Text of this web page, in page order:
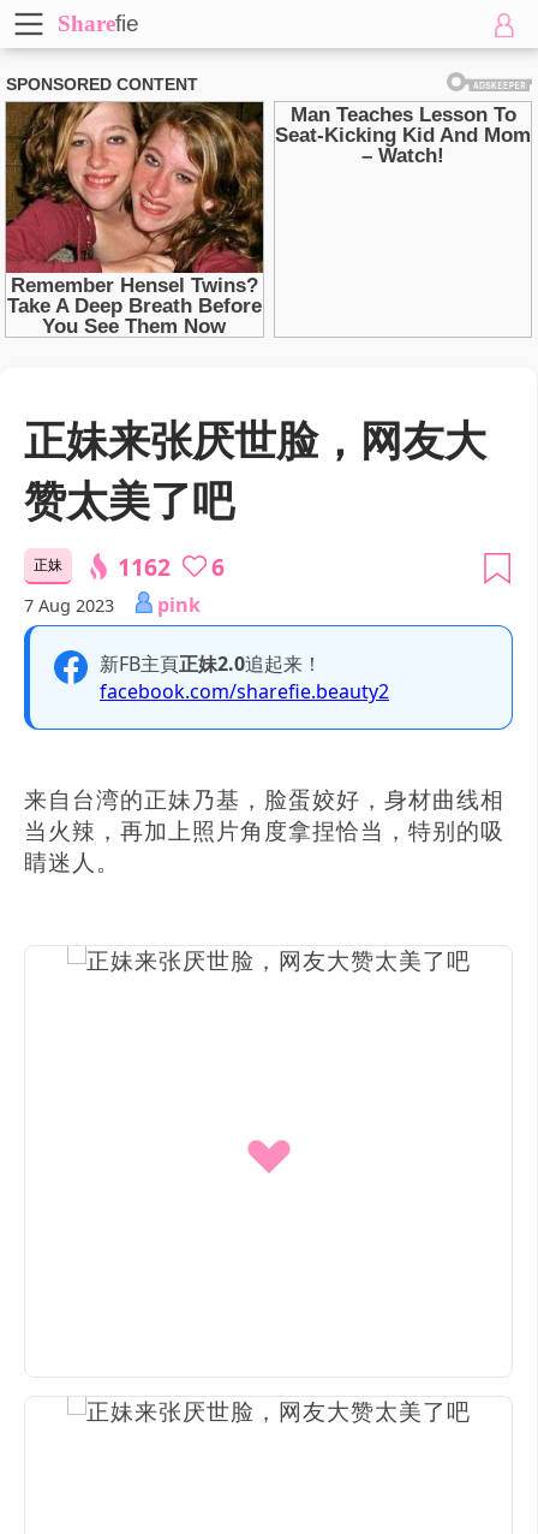
Sharefie
正妹来张厌世脸，网友大
赞太美了吧
正妹 1162 6
7 Aug 2023 pink
新FB主頁正妹2.0追起来！
facebook.com/sharefie.beauty2
来自台湾的正妹乃基，脸蛋姣好，身材曲线相
当火辣，再加上照片角度拿捏恰当，特别的吸
睛迷人。